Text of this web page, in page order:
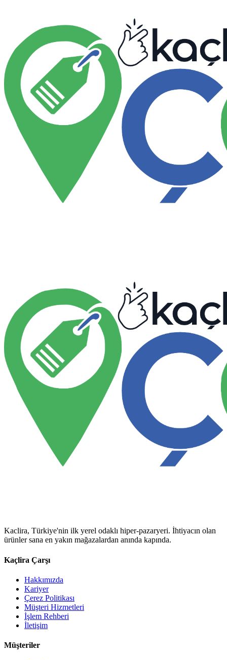
Kaclira, Türkiye'nin ilk yerel odaklı hiper-pazaryeri. İhtiyacın olan
ürünler sana en yakın mağazalardan anında kapında.
Kaçlira Çarşı
Hakkımızda
Kariyer
Çerez Politikası
Müşteri Hizmetleri
İşlem Rehberi
İletişim
Müşteriler